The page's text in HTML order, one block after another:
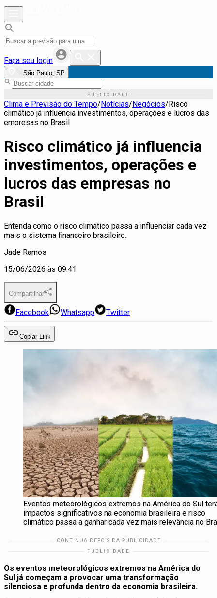
Faça seu login
São Paulo, SP
Clima e Previsão do Tempo/Notícias/Negócios/Risco
climático já influencia investimentos, operações e lucros das
empresas no Brasil
Risco climático já influencia
investimentos, operações e
lucros das empresas no
Brasil
Entenda como o risco climático passa a influenciar cada vez
mais o sistema financeiro brasileiro.
Jade Ramos
15/06/2026 às 09:41
Compartilhar
Facebook Whatsapp Twitter
Copiar Link
Eventos meteorológicos extremos na América do Sul
impactos significativos na economia brasileira e risco
climático passa a ganhar cada vez mais relevância no
Os eventos meteorológicos extremos na América do
Sul já começam a provocar uma transformação
silenciosa e profunda dentro da economia brasileira.